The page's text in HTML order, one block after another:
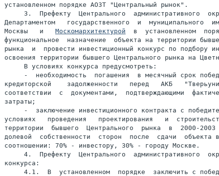
установленном порядке АОЗТ "Центральный рынок".
3.  Префекту  Центрального  административного
Департаментом   государственного  и  муниципального
Москвы   и Москомархитектурой
в  установленном
функциональное  назначение  объекта на территории
рынка  и  провести инвестиционный конкурс по подбору
освоения территории бывшего Центрального рынка на
     В условиях конкурса предусмотреть:
-  необходимость  погашения  в месячный срок
кредиторской    задолженности   перед   АКБ
соответствии  с  документами,  подтверждающими
затраты;
-  заключение инвестиционного контракта с
условиях   проведения   проектирования   и
территории  бывшего  Центрального  рынка  в  2000-
долевой  собственности  сторон  после  сдачи  объекта
соотношении: 70% - инвестору, 30% - городу Москве.
4.  Префекту  Центрального  административного
конкурса:
4.1.  В  установленном  порядке  заключить с